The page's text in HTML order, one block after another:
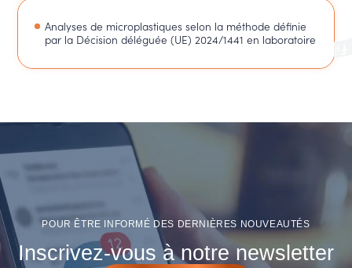
Analyses de microplastiques selon la méthode définie
par la Décision déléguée (UE) 2024/1441 en laboratoire
POUR ÊTRE INFORMÉ DES DERNIÈRES NOUVEAUTÉS
Inscrivez-vous à notre newsletter